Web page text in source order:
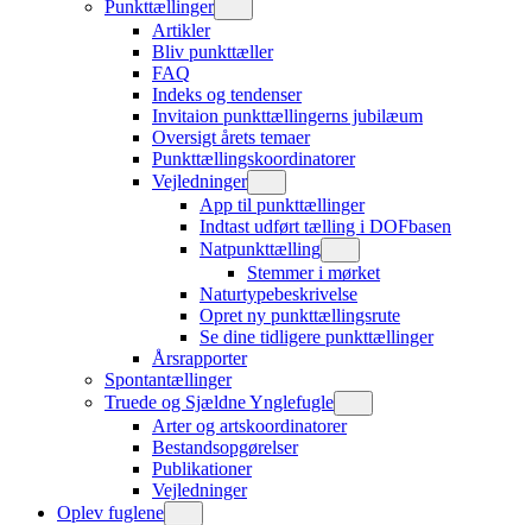
Punkttællinger
Artikler
Bliv punkttæller
FAQ
Indeks og tendenser
Invitaion punkttællingerns jubilæum
Oversigt årets temaer
Punkttællingskoordinatorer
Vejledninger
App til punkttællinger
Indtast udført tælling i DOFbasen
Natpunkttælling
Stemmer i mørket
Naturtypebeskrivelse
Opret ny punkttællingsrute
Se dine tidligere punkttællinger
Årsrapporter
Spontantællinger
Truede og Sjældne Ynglefugle
Arter og artskoordinatorer
Bestandsopgørelser
Publikationer
Vejledninger
Oplev fuglene